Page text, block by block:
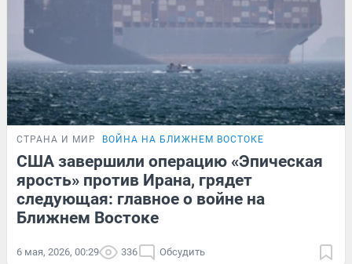
СТРАНА И МИР ВОЙНА НА БЛИЖНЕМ ВОСТОКЕ
США завершили операцию «Эпическая
ярость» против Ирана, грядет
следующая: главное о войне на
Ближнем Востоке
6 мая, 2026, 00:29 336 Обсудить